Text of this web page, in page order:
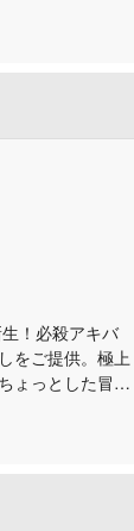
られるような
きたいと願って
りに対して全
る誠実な対応
ピストたちと
げておりま
！必殺アキバ
をご提供。極上
ょっとした冒険
となっており、
おもてなしで
日々のストレ